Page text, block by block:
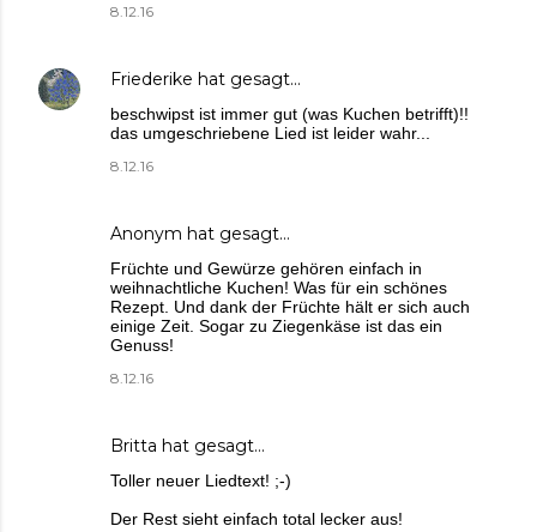
8.12.16
Friederike hat gesagt…
beschwipst ist immer gut (was Kuchen betrifft)!!
das umgeschriebene Lied ist leider wahr...
8.12.16
Anonym hat gesagt…
Früchte und Gewürze gehören einfach in
weihnachtliche Kuchen! Was für ein schönes
Rezept. Und dank der Früchte hält er sich auch
einige Zeit. Sogar zu Ziegenkäse ist das ein
Genuss!
8.12.16
Britta hat gesagt…
Toller neuer Liedtext! ;-)
Der Rest sieht einfach total lecker aus!